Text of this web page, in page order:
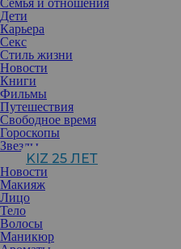
Семья и отношения
Дети
Карьера
Секс
Стиль жизни
Новости
Книги
Фильмы
Путешествия
Свободное время
Гороскопы
Звезды
KIZ 25 ЛЕТ
Новости
Макияж
Лицо
Тело
Волосы
Маникюр
Многие сталкиваются с одной
любимого парфюма исчезает
дело не только в качестве
наносить. Несколько простых
более стойким.
Почему одни духи держатся
Стойкость аромата зависит
концентрации парфюма, типа
уровня увлажненности кожи. На
испаряется быстрее, а в жару
«улетучиться» за считанные